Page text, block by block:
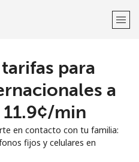
con
para
a
min
en contacto con tu familia:
fijos y celulares en